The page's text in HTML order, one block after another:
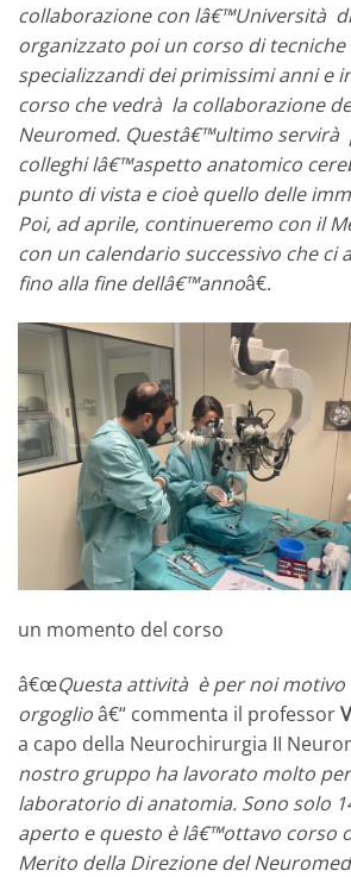
collaborazione con lâ€™Università
organizzato poi un corso di tecniche
specializzandi dei primissimi anni e
corso che vedrà la collaborazione
Neuromed. Questâ€™ultimo servirà
colleghi lâ€™aspetto anatomico
punto di vista e cioè quello delle
Poi, ad aprile, continueremo con il
con un calendario successivo che ci
fino alla fine dellâ€™annoâ€.
un momento del corso
â€œQuesta attività è per noi motivo
orgoglioâ€“ commenta il professor
a capo della Neurochirurgia II
nostro gruppo ha lavorato molto
laboratorio di anatomia. Sono solo
aperto e questo è lâ€™ottavo corso
Merito della Direzione del